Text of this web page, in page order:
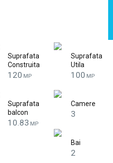
Suprafata
Construita
120 MP
Suprafata
Utila
100 MP
Suprafata
balcon
10.83 MP
Camere
3
Bai
2